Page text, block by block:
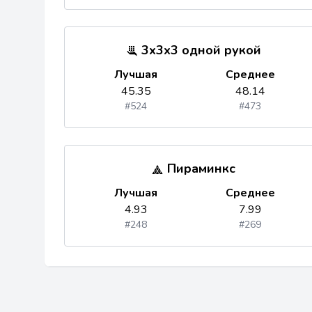
3x3x3 одной рукой
Лучшая
45.35
#524
Среднее
48.14
#473
Пираминкс
Лучшая
4.93
#248
Среднее
7.99
#269